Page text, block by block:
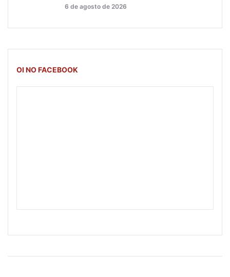
6 de agosto de 2026
OI NO FACEBOOK